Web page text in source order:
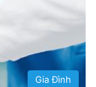
Gia Đình